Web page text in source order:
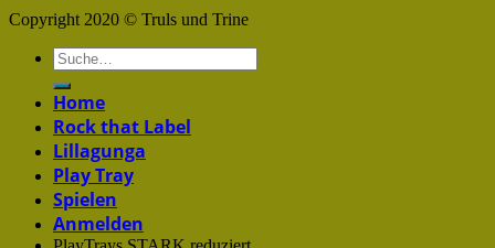
Copyright 2020 © Truls und Trine
Home
Rock that Label
Lillagunga
Play Tray
Spielen
Anmelden